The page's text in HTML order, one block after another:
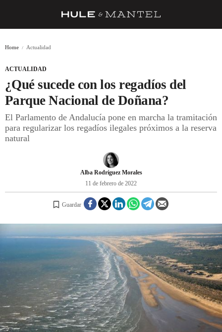
BARRAS Y ESTRELLAS
DÓNDE COMER
ÍDOLOS DE MESAS
MENÚ DEL DÍA
REGISTRO
INICIAR SESIÓN
Home Actualidad
ACTUALIDAD
¿Qué sucede con los regadíos del
Parque Nacional de Doñana?
El Parlamento de Andalucía pone en marcha la tramitación
para regularizar los regadíos ilegales próximos a la reserva
natural
Alba Rodríguez Morales
11 de febrero de 2022
Guardar